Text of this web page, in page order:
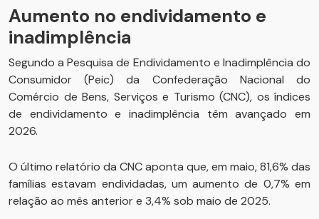
Aumento no endividamento e
inadimplência
Segundo a Pesquisa de Endividamento e Inadimplência do
Consumidor (Peic) da Confederação Nacional do
Comércio de Bens, Serviços e Turismo (CNC), os índices
de endividamento e inadimplência têm avançado em
2026.
O último relatório da CNC aponta que, em maio, 81,6% das
famílias estavam endividadas, um aumento de 0,7% em
relação ao mês anterior e 3,4% sob maio de 2025.